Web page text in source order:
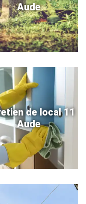
Aude
de local 11
Aude